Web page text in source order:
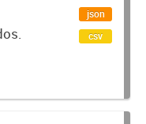
json
csv